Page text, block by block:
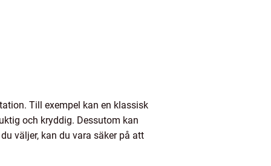
Till exempel kan en klassisk
och kryddig. Dessutom kan
väljer, kan du vara säker på att